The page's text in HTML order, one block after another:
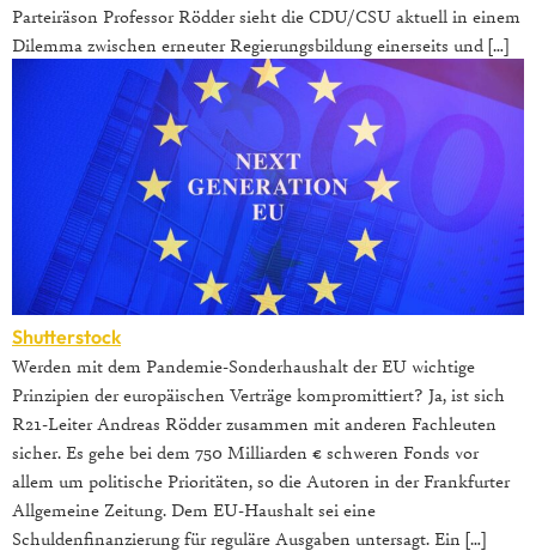
Parteiräson Professor Rödder sieht die CDU/CSU aktuell in einem
Dilemma zwischen erneuter Regierungsbildung einerseits und […]
Shutterstock
Werden mit dem Pandemie-Sonderhaushalt der EU wichtige
Prinzipien der europäischen Verträge kompromittiert? Ja, ist sich
R21-Leiter Andreas Rödder zusammen mit anderen Fachleuten
sicher. Es gehe bei dem 750 Milliarden € schweren Fonds vor
allem um politische Prioritäten, so die Autoren in der Frankfurter
Allgemeine Zeitung. Dem EU-Haushalt sei eine
Schuldenfinanzierung für reguläre Ausgaben untersagt. Ein […]